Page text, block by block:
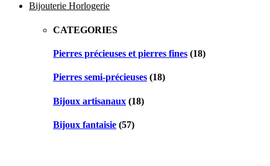
Bijouterie Horlogerie
CATEGORIES
Pierres précieuses et pierres fines (18)
Pierres semi-précieuses (18)
Bijoux artisanaux (18)
Bijoux fantaisie (57)